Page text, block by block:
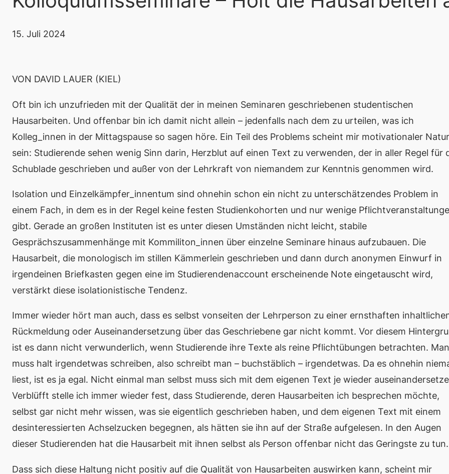
15. Juli 2024
VON DAVID LAUER (KIEL)
Oft bin ich unzufrieden mit der Qualität der in meinen Seminaren geschriebenen studentischen
Hausarbeiten. Und offenbar bin ich damit nicht allein – jedenfalls nach dem zu urteilen, was ich
Kolleg_innen in der Mittagspause so sagen höre. Ein Teil des Problems scheint mir motivationaler
sein: Studierende sehen wenig Sinn darin, Herzblut auf einen Text zu verwenden, der in aller Regel für
Schublade geschrieben und außer von der Lehrkraft von niemandem zur Kenntnis genommen wird.
Isolation und Einzelkämpfer_innentum sind ohnehin schon ein nicht zu unterschätzendes Problem in
einem Fach, in dem es in der Regel keine festen Studienkohorten und nur wenige
gibt. Gerade an großen Instituten ist es unter diesen Umständen nicht leicht, stabile
Gesprächszusammenhänge mit Kommiliton_innen über einzelne Seminare hinaus aufzubauen. Die
Hausarbeit, die monologisch im stillen Kämmerlein geschrieben und dann durch anonymen Einwurf in
irgendeinen Briefkasten gegen eine im Studierendenaccount erscheinende Note eingetauscht wird,
verstärkt diese isolationistische Tendenz.
Immer wieder hört man auch, dass es selbst vonseiten der Lehrperson zu einer ernsthaften
Rückmeldung oder Auseinandersetzung über das Geschriebene gar nicht kommt. Vor diesem
ist es dann nicht verwunderlich, wenn Studierende ihre Texte als reine Pflichtübungen betrachten. Man
muss halt irgendetwas schreiben, also schreibt man – buchstäblich – irgendetwas. Da es ohnehin
liest, ist es ja egal. Nicht einmal man selbst muss sich mit dem eigenen Text je wieder
Verblüfft stelle ich immer wieder fest, dass Studierende, deren Hausarbeiten ich besprechen möchte,
selbst gar nicht mehr wissen, was sie eigentlich geschrieben haben, und dem eigenen Text mit einem
desinteressierten Achselzucken begegnen, als hätten sie ihn auf der Straße aufgelesen. In den Augen
dieser Studierenden hat die Hausarbeit mit ihnen selbst als Person offenbar nicht das Geringste zu tun.
Dass sich diese Haltung nicht positiv auf die Qualität von Hausarbeiten auswirken kann, scheint mir